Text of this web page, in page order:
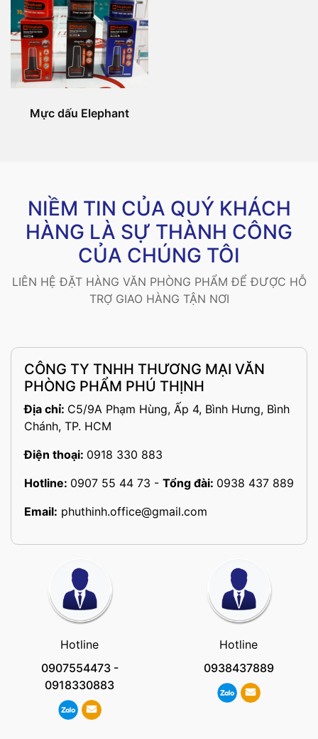
Mực dấu Elephant
NIỀM TIN CỦA QUÝ KHÁCH
HÀNG LÀ SỰ THÀNH CÔNG
CỦA CHÚNG TÔI
LIÊN HỆ ĐẶT HÀNG VĂN PHÒNG PHẨM ĐỂ ĐƯỢC HỖ
TRỢ GIAO HÀNG TẬN NƠI
CÔNG TY TNHH THƯƠNG MẠI VĂN
PHÒNG PHẨM PHÚ THỊNH
Địa chỉ: C5/9A Phạm Hùng, Ấp 4, Bình Hưng, Bình
Chánh, TP. HCM
Điện thoại: 0918 330 883
Hotline: 0907 55 44 73 - Tổng đài: 0938 437 889
Email: phuthinh.office@gmail.com
Hotline
0907554473-
0918330883
Hotline
0938437889